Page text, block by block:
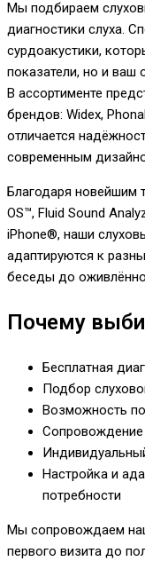
Мы подбираем
диагностики слуха.
сурдоакустики,
показатели, но и ваш
В ассортименте
брендов: Widex,
отличается
современным
Благодаря новейшим
OS™, Fluid Sound
iPhone®, наши
адаптируются к
беседы до
Почему
Бесплатная
Подбор
Возможность
Сопровождение
Настройка и
потребности
Мы сопровождаем
первого визита до